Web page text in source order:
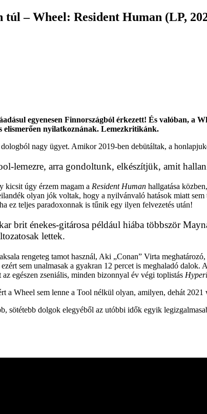
túl – Wheel: Resident Human (LP,
egyenesen Finnországból érkezett! És valóban, a
elismerően nyilatkoznának. Lemezkritikánk.
nagy ügyet. Amikor 2019-ben debütáltak, a
lemezre, arra gondoltunk, elkészítjük, amit
kicsit úgy érzem magam a Resident Human hallgatása
olyan jók voltak, hogy a nyilvánvaló hatások miatt
ez teljes paradoxonnak is tűnik egy ilyen felvezetés után!
brit énekes-gitárosa például hiába többször
lettek.
rengeteg tamot használ, Aki „Conan” Virta
sem unalmasak a gyakran 12 percet is meghaladó
az egészen zseniális, minden bizonnyal év végi toplistás
a Wheel sem lenne a Tool nélkül olyan, amilyen, dehát
sötétebb dolgok elegyéből az utóbbi idők egyik